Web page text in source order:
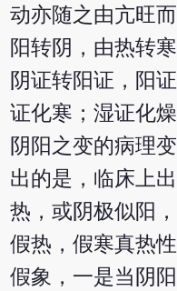
动亦随之由亢旺
阳转阴，由热转
阴证转阳证，阳
证化寒；湿证化
阴阳之变的病理
出的是，临床上
热，或阴极似阳
假热，假寒真热
假象，一是当阴